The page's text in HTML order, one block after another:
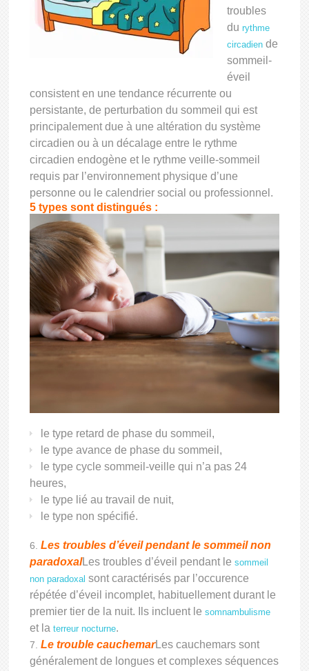
troubles
durythme
circadien de
sommeil-
éveil
consistent en une tendance récurrente ou
persistante, de perturbation du sommeil qui est
principalement due à une altération du système
circadien ou à un décalage entre le rythme
circadien endogène et le rythme veille-sommeil
requis par l’environnement physique d’une
personne ou le calendrier social ou professionnel.
5 types sont distingués :
le type retard de phase du sommeil,
le type avance de phase du sommeil,
le type cycle sommeil-veille qui n’a pas 24
heures,
le type lié au travail de nuit,
le type non spécifié.
Les troubles d’éveil pendant le sommeil non
paradoxalLes troubles d’éveil pendant lesommeil
non paradoxal sont caractérisés par l’occurence
répétée d’éveil incomplet, habituellement durant le
premier tier de la nuit. Ils incluent lesomnambulisme
et laterreur nocturne.
Le trouble cauchemarLes cauchemars sont
généralement de longues et complexes séquences